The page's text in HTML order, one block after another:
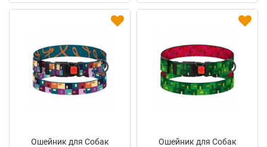
Ошейник для Собак
Ошейник для Собак